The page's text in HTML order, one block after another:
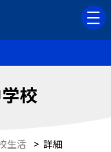
校
生活 > 詳細